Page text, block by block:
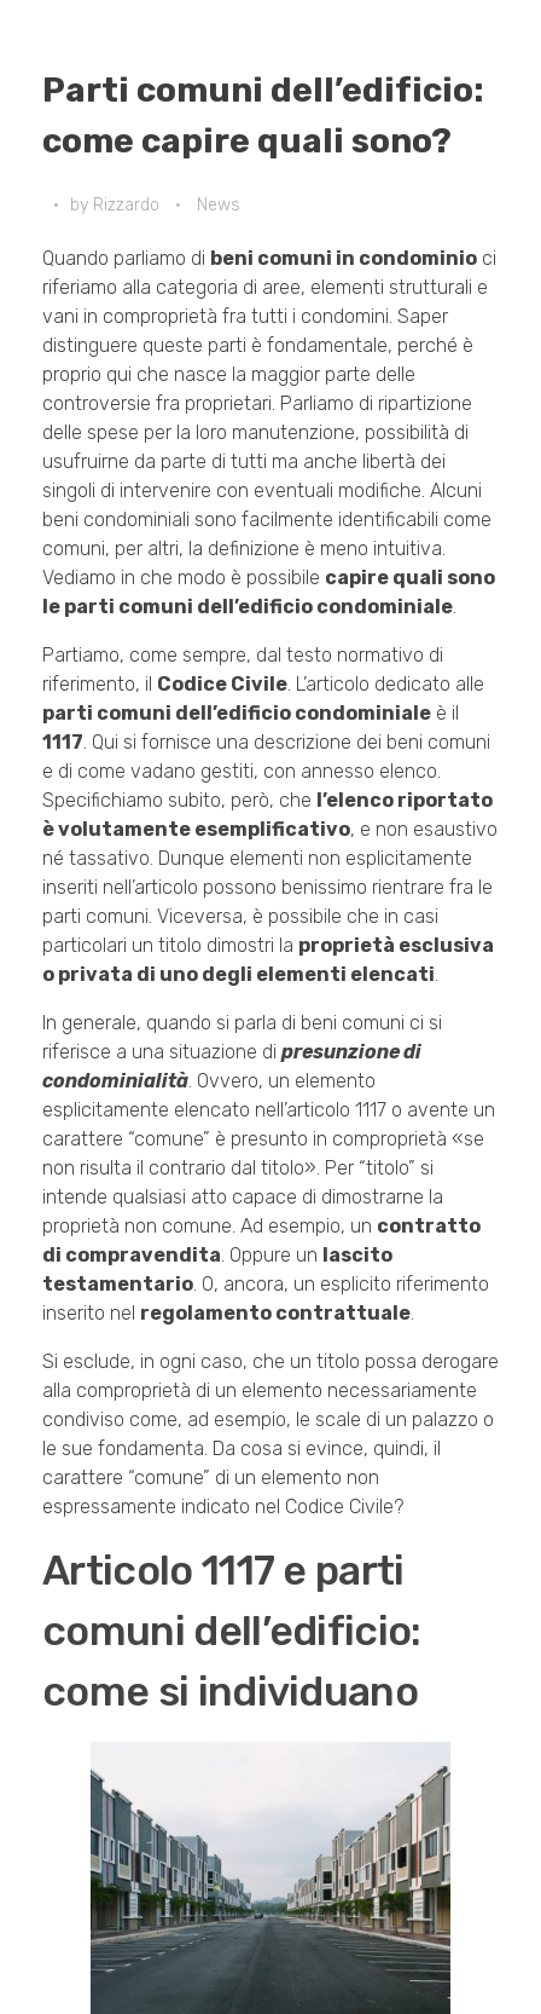
Parti comuni dell’edificio:
come capire quali sono?
by Rizzardo News
Quando parliamo di beni comuni in condominio ci
riferiamo alla categoria di aree, elementi strutturali e
vani in comproprietà fra tutti i condomini. Saper
distinguere queste parti è fondamentale, perché è
proprio qui che nasce la maggior parte delle
controversie fra proprietari. Parliamo di ripartizione
delle spese per la loro manutenzione, possibilità di
usufruirne da parte di tutti ma anche libertà dei
singoli di intervenire con eventuali modifiche. Alcuni
beni condominiali sono facilmente identificabili come
comuni, per altri, la definizione è meno intuitiva.
Vediamo in che modo è possibile capire quali sono
le parti comuni dell’edificio condominiale
Partiamo, come sempre, dal testo normativo di
riferimento, il Codice Civile . L’articolo dedicato alle
parti comuni dell’edificio condominiale è il
1117 . Qui si fornisce una descrizione dei beni comuni
e di come vadano gestiti, con annesso elenco.
Specifichiamo subito, però, che l’elenco riportato
è volutamente esemplificativo, e non esaustivo
né tassativo. Dunque elementi non esplicitamente
inseriti nell’articolo possono benissimo rientrare fra le
parti comuni. Viceversa, è possibile che in casi
particolari un titolo dimostri la proprietà esclusiva
o privata di uno degli elementi elencati
In generale, quando si parla di beni comuni ci si
riferisce a una situazione di presunzione di
condominialità . Ovvero, un elemento
esplicitamente elencato nell’articolo 1117 o avente un
carattere “comune” è presunto in comproprietà «se
non risulta il contrario dal titolo». Per “titolo” si
intende qualsiasi atto capace di dimostrarne la
proprietà non comune. Ad esempio, un contratto
di compravendita . Oppure un lascito
testamentario . O, ancora, un esplicito riferimento
inserito nel regolamento contrattuale
Si esclude, in ogni caso, che un titolo possa derogare
alla comproprietà di un elemento necessariamente
condiviso come, ad esempio, le scale di un palazzo o
le sue fondamenta. Da cosa si evince, quindi, il
carattere “comune” di un elemento non
espressamente indicato nel Codice Civile?
Articolo 1117 e parti
comuni dell’edificio:
come si individuano